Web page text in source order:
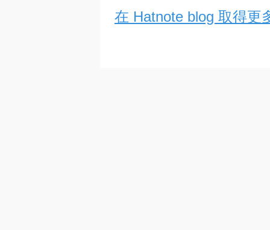
在 Hatnote blog 取得更